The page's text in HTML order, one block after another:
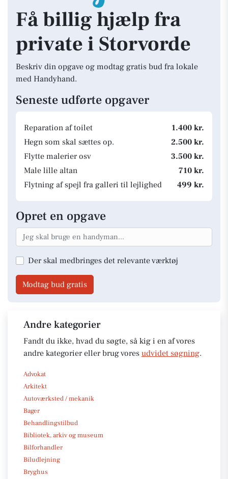
Få billig hjælp fra
private i Storvorde
Beskriv din opgave og modtag gratis bud fra lokale
med Handyhand.
Seneste udførte opgaver
Reparation af toilet
1.400 kr.
Hegn som skal sættes op.
2.500 kr.
Flytte malerier osv
3.500 kr.
Male lille altan
710 kr.
Flytning af spejl fra galleri til lejlighed
499 kr.
Opret en opgave
Der skal medbringes det relevante værktøj
Modtag bud gratis
Andre kategorier
Fandt du ikke, hvad du søgte, så kig i en af vores
andre kategorier eller brug vores udvidet søgning.
Advokat
Arkitekt
Autoværksted / mekanik
Bager
Behandlingstilbud
Bibliotek, arkiv og museum
Bilforhandler
Biludlejning
Bryghus